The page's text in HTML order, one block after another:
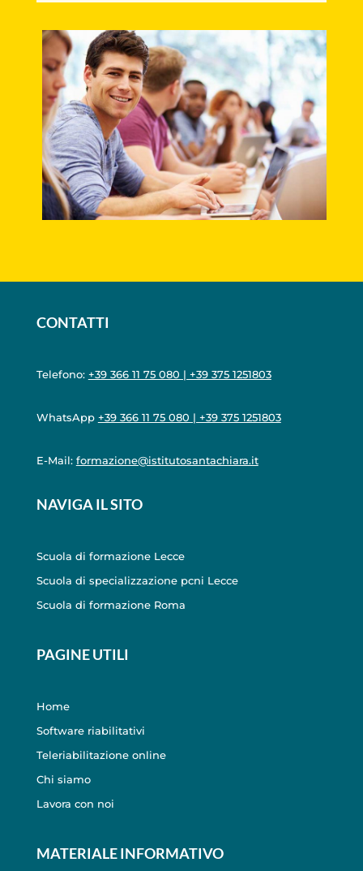
CONTATTI
Telefono: +39 366 11 75 080 | +39 375 1251803
WhatsApp +39 366 11 75 080 | +39 375 1251803
E-Mail: formazione@istitutosantachiara.it
NAVIGA IL SITO
Scuola di formazione Lecce
Scuola di specializzazione pcni Lecce
Scuola di formazione Roma
PAGINE UTILI
Home
Software riabilitativi
Teleriabilitazione online
Chi siamo
Lavora con noi
MATERIALE INFORMATIVO